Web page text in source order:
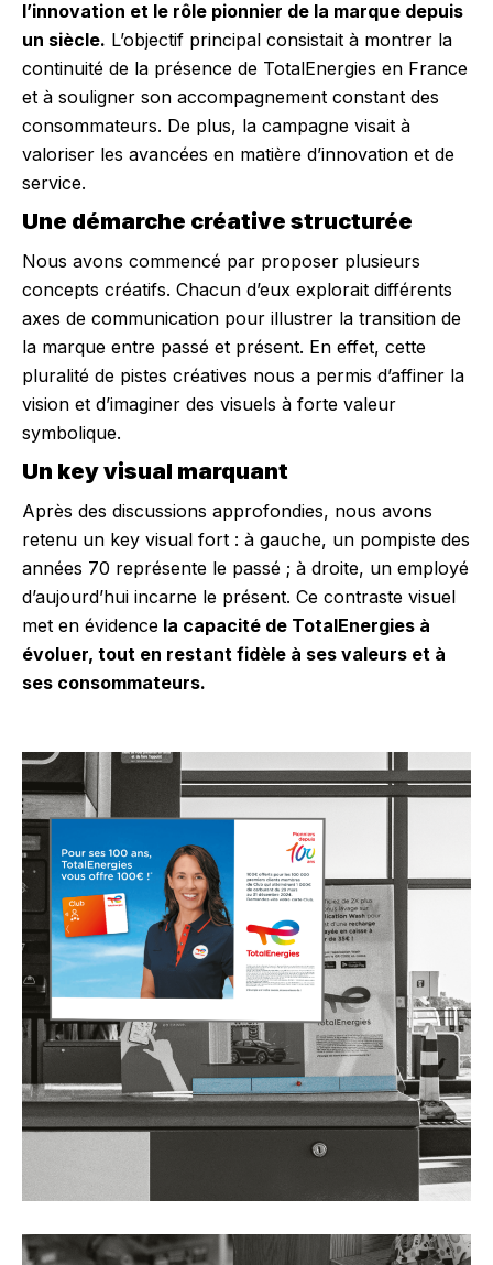
l’innovation et le rôle pionnier de la marque depuis
un siècle. L’objectif principal consistait à montrer la
continuité de la présence de TotalEnergies en France
et à souligner son accompagnement constant des
consommateurs. De plus, la campagne visait à
valoriser les avancées en matière d’innovation et de
service.
Une démarche créative structurée
Nous avons commencé par proposer plusieurs
concepts créatifs. Chacun d’eux explorait différents
axes de communication pour illustrer la transition de
la marque entre passé et présent. En effet, cette
pluralité de pistes créatives nous a permis d’affiner la
vision et d’imaginer des visuels à forte valeur
symbolique.
Un key visual marquant
Après des discussions approfondies, nous avons
retenu un key visual fort : à gauche, un pompiste des
années 70 représente le passé ; à droite, un employé
d’aujourd’hui incarne le présent. Ce contraste visuel
met en évidence la capacité de TotalEnergies à
évoluer, tout en restant fidèle à ses valeurs et à
ses consommateurs.